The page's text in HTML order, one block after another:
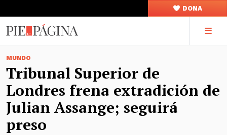
DONA
MUNDO
Tribunal Superior de
Londres frena extradición de
Julian Assange; seguirá
preso